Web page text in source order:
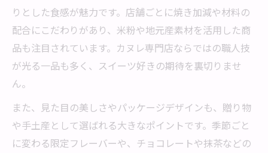
りとした食感が魅力です。店舗ごとに焼き加減や材料の
配合にこだわりがあり、米粉や地元産素材を活用した商
品も注目されています。カヌレ専門店ならではの職人技
が光る一品も多く、スイーツ好きの期待を裏切りませ
ん。
また、見た目の美しさやパッケージデザインも、贈り物
や手土産として選ばれる大きなポイントです。季節ごと
に変わる限定フレーバーや、チョコレートや抹茶などの